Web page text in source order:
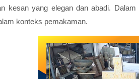
kesan yang elegan dan abadi.
konteks pemakaman.